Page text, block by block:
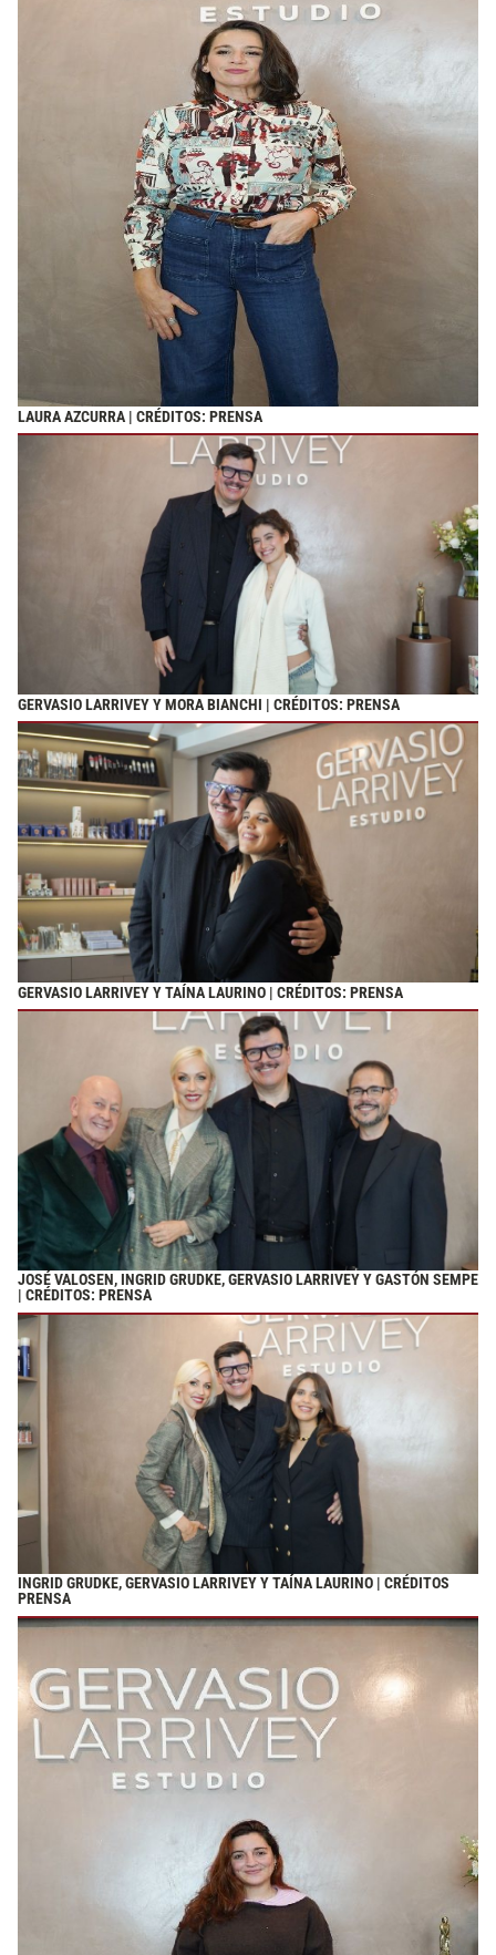
LAURA AZCURRA | CRÉDITOS: PRENSA
GERVASIO LARRIVEY Y MORA BIANCHI | CRÉDITOS: PRENSA
GERVASIO LARRIVEY Y TAÍNA LAURINO | CRÉDITOS: PRENSA
JOSÉ VALOSEN, INGRID GRUDKE, GERVASIO LARRIVEY Y GASTÓN SEMPE
| CRÉDITOS: PRENSA
INGRID GRUDKE, GERVASIO LARRIVEY Y TAÍNA LAURINO | CRÉDITOS
PRENSA